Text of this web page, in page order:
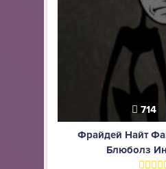
714
Фрайдей Найт
Блюболз